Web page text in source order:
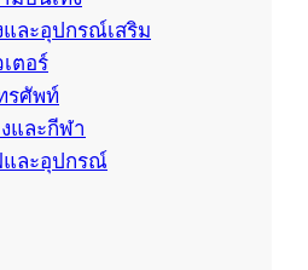
และอุปกรณ์เสริม
ตอร์
รศัพท์
และกีฬา
และอุปกรณ์